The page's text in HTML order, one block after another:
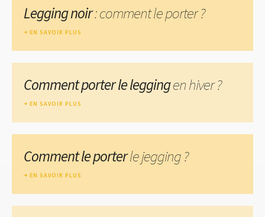
Legging noir: comment le porter ?
EN SAVOIR PLUS
Comment porter le leggingen hiver ?
EN SAVOIR PLUS
Comment le porterle jegging ?
EN SAVOIR PLUS